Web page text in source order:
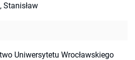
Stanisław
Uniwersytetu Wrocławskiego